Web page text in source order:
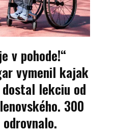
v pohode!“
vymenil kajak
lekciu od
300